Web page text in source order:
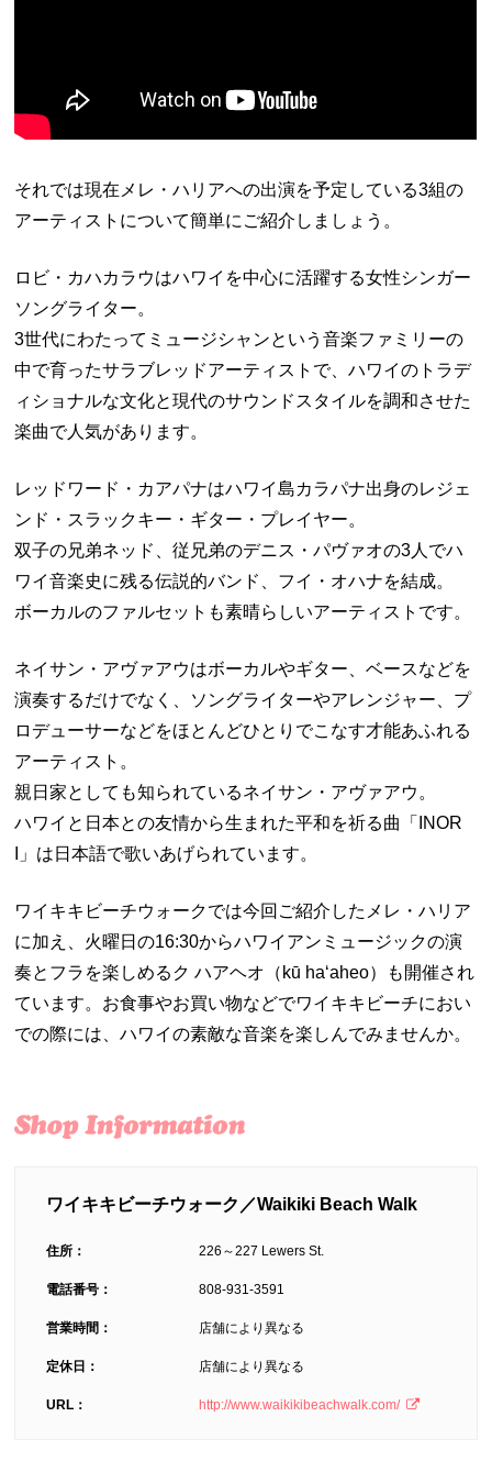
それでは現在メレ・ハリアへの出演を予定している3組の
アーティストについて簡単にご紹介しましょう。
ロビ・カハカラウはハワイを中心に活躍する女性シンガー
ソングライター。
3世代にわたってミュージシャンという音楽ファミリーの
中で育ったサラブレッドアーティストで、ハワイのトラデ
ィショナルな文化と現代のサウンドスタイルを調和させた
楽曲で人気があります。
レッドワード・カアパナはハワイ島カラパナ出身のレジェ
ンド・スラックキー・ギター・プレイヤー。
双子の兄弟ネッド、従兄弟のデニス・パヴァオの3人でハ
ワイ音楽史に残る伝説的バンド、フイ・オハナを結成。
ボーカルのファルセットも素晴らしいアーティストです。
ネイサン・アヴァアウはボーカルやギター、ベースなどを
演奏するだけでなく、ソングライターやアレンジャー、プ
ロデューサーなどをほとんどひとりでこなす才能あふれる
アーティスト。
親日家としても知られているネイサン・アヴァアウ。
ハワイと日本との友情から生まれた平和を祈る曲「INOR
I」は日本語で歌いあげられています。
ワイキキビーチウォークでは今回ご紹介したメレ・ハリア
に加え、火曜日の16:30からハワイアンミュージックの演
奏とフラを楽しめるク ハアヘオ（kū haʻaheo）も開催され
ています。お食事やお買い物などでワイキキビーチにおい
での際には、ハワイの素敵な音楽を楽しんでみませんか。
ワイキキビーチウォーク／Waikiki Beach Walk
住所： 226～227 Lewers St.
電話番号： 808-931-3591
営業時間： 店舗により異なる
定休日： 店舗により異なる
URL： http://www.waikikibeachwalk.com/